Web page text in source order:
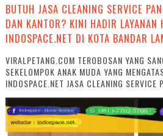
BUTUH JASA CLEANING SERVICE
DAN KANTOR? KINI HADIR LAYANAN
INDOSPACE.NET DI KOTA BANDAR
VIRALPETANG.COM TEROBOSAN YANG
SEKELOMPOK ANAK MUDA YANG
INDOSPACE.NET JASA CLEANING SERVICE